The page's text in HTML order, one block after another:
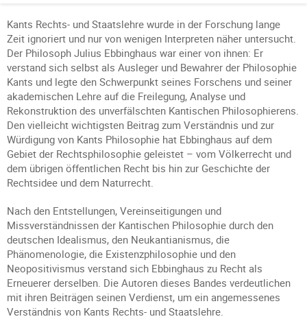
Kants Rechts- und Staatslehre wurde in der Forschung lange
Zeit ignoriert und nur von wenigen Interpreten näher untersucht.
Der Philosoph Julius Ebbinghaus war einer von ihnen: Er
verstand sich selbst als Ausleger und Bewahrer der Philosophie
Kants und legte den Schwerpunkt seines Forschens und seiner
akademischen Lehre auf die Freilegung, Analyse und
Rekonstruktion des unverfälschten Kantischen Philosophierens.
Den vielleicht wichtigsten Beitrag zum Verständnis und zur
Würdigung von Kants Philosophie hat Ebbinghaus auf dem
Gebiet der Rechtsphilosophie geleistet – vom Völkerrecht und
dem übrigen öffentlichen Recht bis hin zur Geschichte der
Rechtsidee und dem Naturrecht.
Nach den Entstellungen, Vereinseitigungen und
Missverständnissen der Kantischen Philosophie durch den
deutschen Idealismus, den Neukantianismus, die
Phänomenologie, die Existenzphilosophie und den
Neopositivismus verstand sich Ebbinghaus zu Recht als
Erneuerer derselben. Die Autoren dieses Bandes verdeutlichen
mit ihren Beiträgen seinen Verdienst, um ein angemessenes
Verständnis von Kants Rechts- und Staatslehre.